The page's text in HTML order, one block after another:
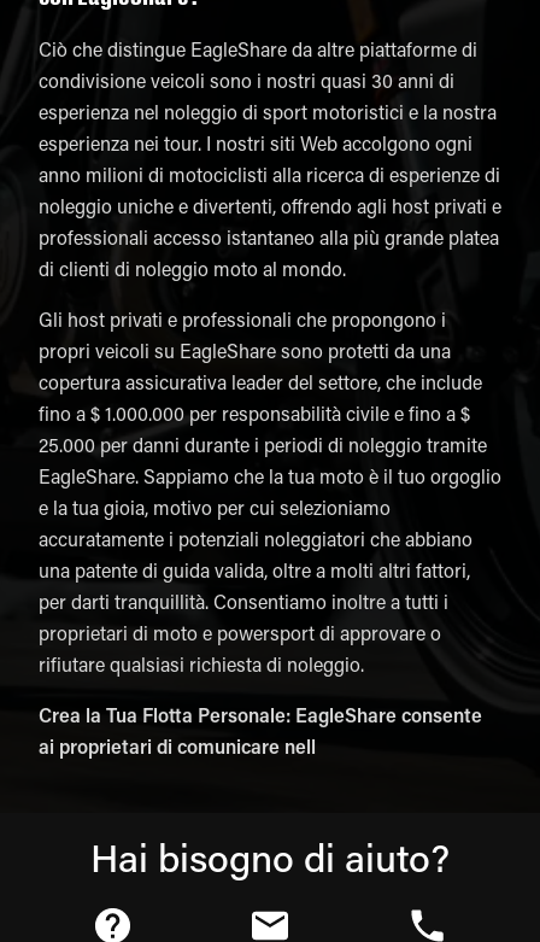
Ciò che distingue EagleShare da altre piattaforme di
condivisione veicoli sono i nostri quasi 30 anni di
esperienza nel noleggio di sport motoristici e la nostra
esperienza nei tour. I nostri siti Web accolgono ogni
anno milioni di motociclisti alla ricerca di esperienze di
noleggio uniche e divertenti, offrendo agli host privati ​​e
professionali accesso istantaneo alla più grande platea
di clienti di noleggio moto al mondo.
Gli host privati ​​e professionali che propongono i
propri veicoli su EagleShare sono protetti da una
copertura assicurativa leader del settore, che include
fino a $ 1.000.000 per responsabilità civile e fino a $
25.000 per danni durante i periodi di noleggio tramite
EagleShare. Sappiamo che la tua moto è il tuo orgoglio
e la tua gioia, motivo per cui selezioniamo
accuratamente i potenziali noleggiatori che abbiano
una patente di guida valida, oltre a molti altri fattori,
per darti tranquillità. Consentiamo inoltre a tutti i
proprietari di moto e powersport di approvare o
rifiutare qualsiasi richiesta di noleggio.
Crea la Tua Flotta Personale: EagleShare consente
ai proprietari di comunicare nell
Hai bisogno di aiuto?